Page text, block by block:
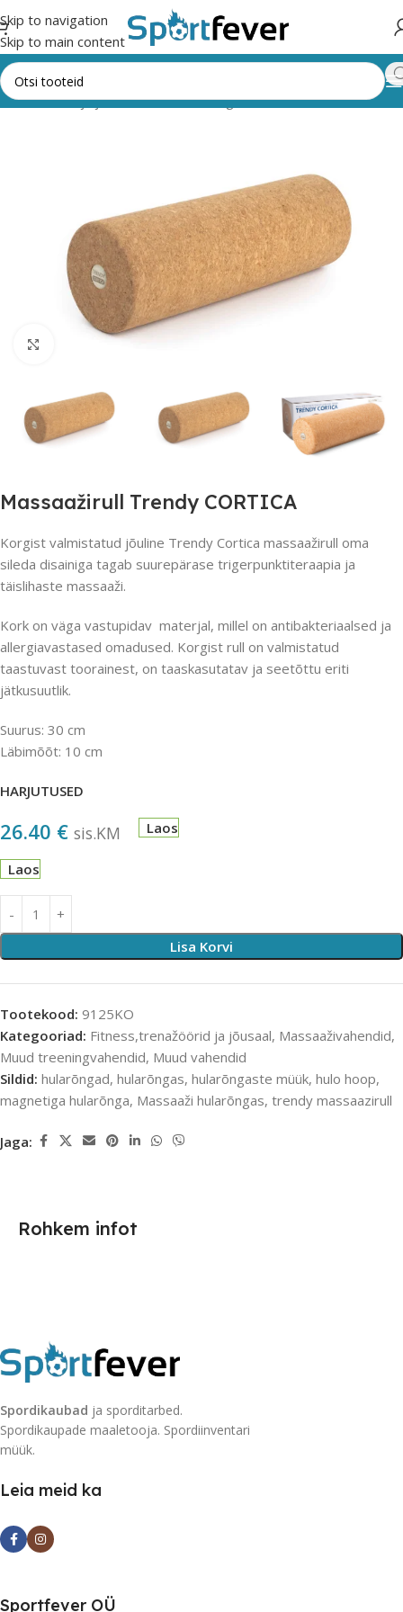
Skip to navigation
Skip to main content
ja jõusaal Muud treeningvahendid Muud vahendid
Suurendamiseks klõpsake
Massaažirull Trendy CORTICA
Korgist valmistatud jõuline Trendy Cortica massaažirull oma
sileda disainiga tagab suurepärase trigerpunktiteraapia ja
täislihaste massaaži.
Kork on väga vastupidav materjal, millel on antibakteriaalsed ja
allergiavastased omadused. Korgist rull on valmistatud
taastuvast toorainest, on taaskasutatav ja seetõttu eriti
jätkusuutlik.
Suurus: 30 cm
Läbimõõt: 10 cm
HARJUTUSED
26.40 € sis.KM Laos
Laos
Lisa Korvi
Tootekood: 9125KO
Kategooriad: Fitness,trenažöörid ja jõusaal, Massaaživahendid,
Muud treeningvahendid, Muud vahendid
Sildid: hularõngad, hularõngas, hularõngaste müük, hulo hoop,
magnetiga hularõnga, Massaaži hularõngas, trendy massaazirull
Jaga:
Rohkem infot
Spordikaubad ja sporditarbed.
Spordikaupade maaletooja. Spordiinventari
müük.
Leia meid ka
Sportfever OÜ